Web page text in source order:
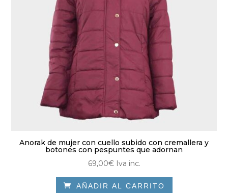
en
página
de
producto
Anorak de mujer con cuello subido con cremallera y
botones con pespuntes que adornan
69,00€ Iva inc.
 AÑADIR AL CARRITO